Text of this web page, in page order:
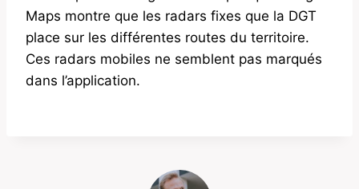
Maps montre que les radars fixes que la DGT
place sur les différentes routes du territoire.
Ces radars mobiles ne semblent pas marqués
dans l’application.